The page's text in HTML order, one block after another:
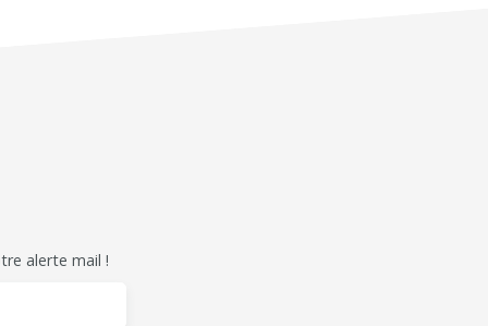
alerte mail !